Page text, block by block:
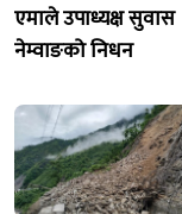
एमाले उपाध्यक्ष सुवास
नेम्वाङको निधन